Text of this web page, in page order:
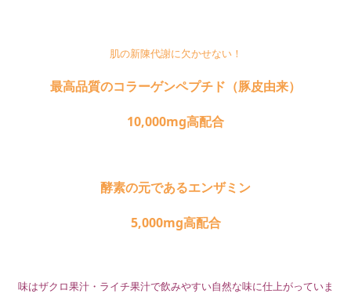
肌の新陳代謝に欠かせない！
最高品質のコラーゲンペプチド（豚皮由来）
10,000mg高配合
酵素の元であるエンザミン
5,000mg高配合
味はザクロ果汁・ライチ果汁で飲みやすい自然な味に仕上がっていま